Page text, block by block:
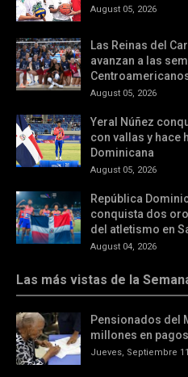
August 05, 2026
Las Reinas del
avanzan a las
August 05, 2026
Yeral Núñez
con vallas y hace
Dominicana
August 05, 2026
República
conquista dos
del atletismo en
August 04, 2026
Las más vistas de la
Pensionados del
millones en
Jueves, Septiembre